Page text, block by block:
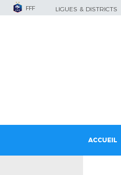
FFF LIGUES & DISTRICTS
ACCUEIL